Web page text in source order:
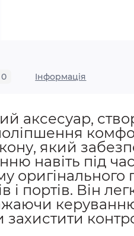
0 Iнформація
аксесуар,
який
навіть під
оригінального
портів. Він
захистити